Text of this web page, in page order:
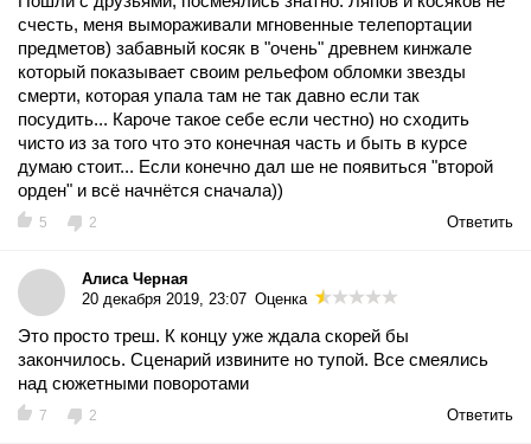
счесть, меня вымораживали мгновенные телепортации
предметов) забавный косяк в "очень" древнем кинжале
который показывает своим рельефом обломки звезды
смерти, которая упала там не так давно если так
посудить... Кароче такое себе если честно) но сходить
чисто из за того что это конечная часть и быть в курсе
думаю стоит... Если конечно дал ше не появиться "второй
орден" и всё начнётся сначала))
5 2 Ответить
Алиса Черная
20 декабря 2019, 23:07 Оценка
Это просто треш. К концу уже ждала скорей бы
закончилось. Сценарий извините но тупой. Все смеялись
над сюжетными поворотами
7 2 Ответить